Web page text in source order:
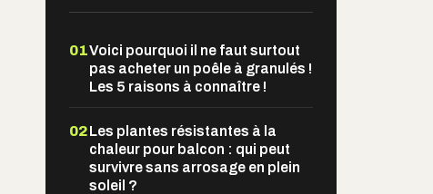
01Voici pourquoi il ne faut surtout
pas acheter un poêle à granulés !
Les 5 raisons à connaître !
02Les plantes résistantes à la
chaleur pour balcon : qui peut
survivre sans arrosage en plein
soleil ?